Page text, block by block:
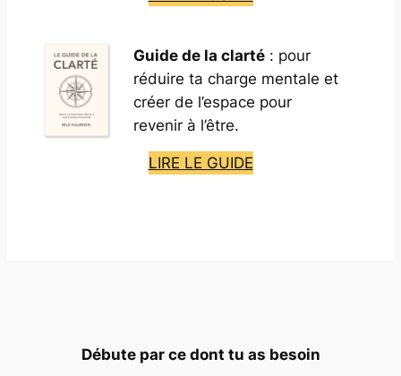
Guide de la clarté: pour
réduire ta charge mentale et
créer de l’espace pour
revenir à l’être.
LIRE LE GUIDE
Débute par ce dont tu as besoin